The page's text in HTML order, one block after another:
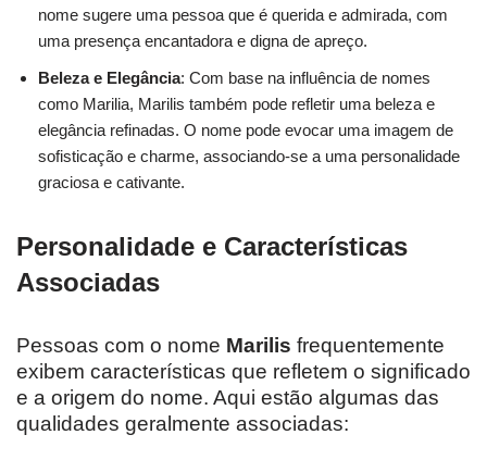
nome sugere uma pessoa que é querida e admirada, com
uma presença encantadora e digna de apreço.
Beleza e Elegância: Com base na influência de nomes
como Marilia, Marilis também pode refletir uma beleza e
elegância refinadas. O nome pode evocar uma imagem de
sofisticação e charme, associando-se a uma personalidade
graciosa e cativante.
Personalidade e Características
Associadas
Pessoas com o nome Marilis frequentemente
exibem características que refletem o significado
e a origem do nome. Aqui estão algumas das
qualidades geralmente associadas: